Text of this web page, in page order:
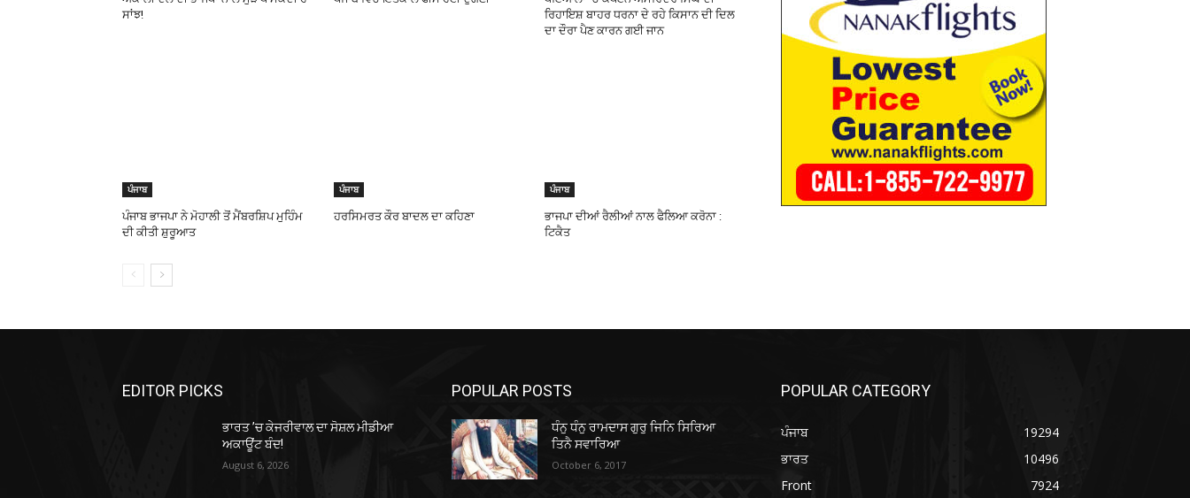
ਸਾਂਝ!
ਰਿਹਾਇਸ਼ ਬਾਹਰ ਧਰਨਾ ਦੇ ਰਹੇ ਕਿਸਾਨ ਦੀ ਦਿਲ
ਦਾ ਦੌਰਾ ਪੈਣ ਕਾਰਨ ਗਈ ਜਾਨ
ਪੰਜਾਬ
ਪੰਜਾਬ ਭਾਜਪਾ ਨੇ ਮੋਹਾਲੀ ਤੋਂ ਮੈਂਬਰਸ਼ਿਪ ਮੁਹਿੰਮ
ਦੀ ਕੀਤੀ ਸ਼ੁਰੂਆਤ
ਪੰਜਾਬ
ਹਰਸਿਮਰਤ ਕੌਰ ਬਾਦਲ ਦਾ ਕਹਿਣਾ
ਪੰਜਾਬ
ਭਾਜਪਾ ਦੀਆਂ ਰੈਲੀਆਂ ਨਾਲ ਫੈਲਿਆ ਕਰੋਨਾ :
ਟਿਕੈਤ
EDITOR PICKS
ਭਾਰਤ ’ਚ ਕੇਜਰੀਵਾਲ ਦਾ ਸੋਸ਼ਲ ਮੀਡੀਆ
ਅਕਾਊਂਟ ਬੰਦ!
August 6, 2026
POPULAR POSTS
ਧੰਨੁ ਧੰਨੁ ਰਾਮਦਾਸ ਗੁਰੁ ਜਿਨਿ ਸਿਰਿਆ
ਤਿਨੈ ਸਵਾਰਿਆ
October 6, 2017
POPULAR CATEGORY
ਪੰਜਾਬ
19294
ਭਾਰਤ
10496
Front
7924